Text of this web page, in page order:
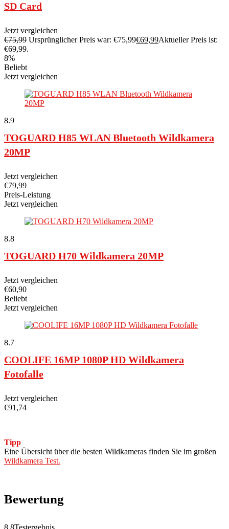
SD Card
Jetzt vergleichen
€75,99 Ursprünglicher Preis war: €75,99€69,99Aktueller Preis ist:
€69,99.
8%
Beliebt
Jetzt vergleichen
8.9
TOGUARD H85 WLAN Bluetooth Wildkamera
20MP
Jetzt vergleichen
€79,99
Preis-Leistung
Jetzt vergleichen
8.8
TOGUARD H70 Wildkamera 20MP
Jetzt vergleichen
€60,90
Beliebt
Jetzt vergleichen
8.7
COOLIFE 16MP 1080P HD Wildkamera
Fotofalle
Jetzt vergleichen
€91,74
Tipp
Eine Übersicht über die besten Wildkameras finden Sie im großen
Wildkamera Test.
Bewertung
8.8Testergebnis